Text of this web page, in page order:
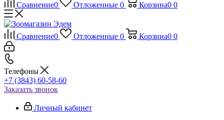
Сравнение0 Отложенные 0 Корзина0 0
Сравнение0 Отложенные 0 Корзина0 0
Телефоны
+7 (3843) 60-58-60
Заказать звонок
Личный кабинет